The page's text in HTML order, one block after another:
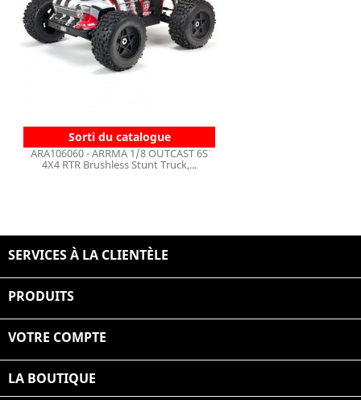
Sorti du catalogue
ARA106060 - ARRMA 1/8 OUTCAST 6S
4X4 RTR Brushless Stunt Truck,...
SERVICES À LA CLIENTÈLE
PRODUITS
VOTRE COMPTE
LA BOUTIQUE